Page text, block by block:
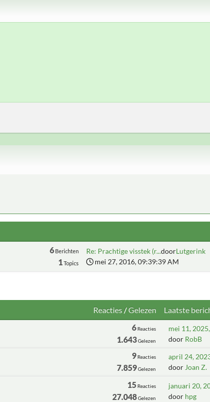
6Berichten
1Topics
Re: Prachtige visstek (r...doorLutgerink
mei 27, 2016, 09:39:39 AM
Reacties/Gelezen
Laatste
6 Reacties
1.643Gelezen
mei 11,
door RobB
9 Reacties
7.859Gelezen
april 24,
door Joan Z.
15 Reacties
27.048Gelezen
januari 20,
door hpg